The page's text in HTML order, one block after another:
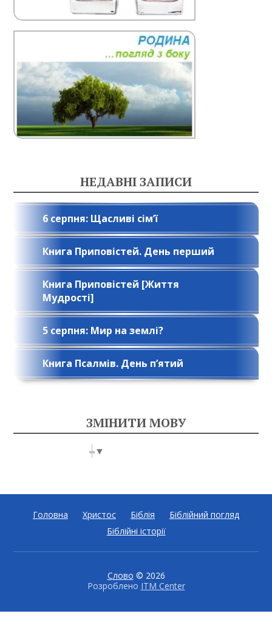
НЕДАВНІ ЗАПИСИ
6 серпня: Щасливі сім’ї
Книга Приповістей. День перший
Книга Приповістей [Життя
Мудрості]
5 серпня: Мир на землі?
Книга Псалмів. День п’ятий
ЗМІНИТИ МОВУ
Select Language ▼
Головна Христос Біблія
Біблійний погляд
Біблійні історії
Слово © 2026
Розроблено ITM Center